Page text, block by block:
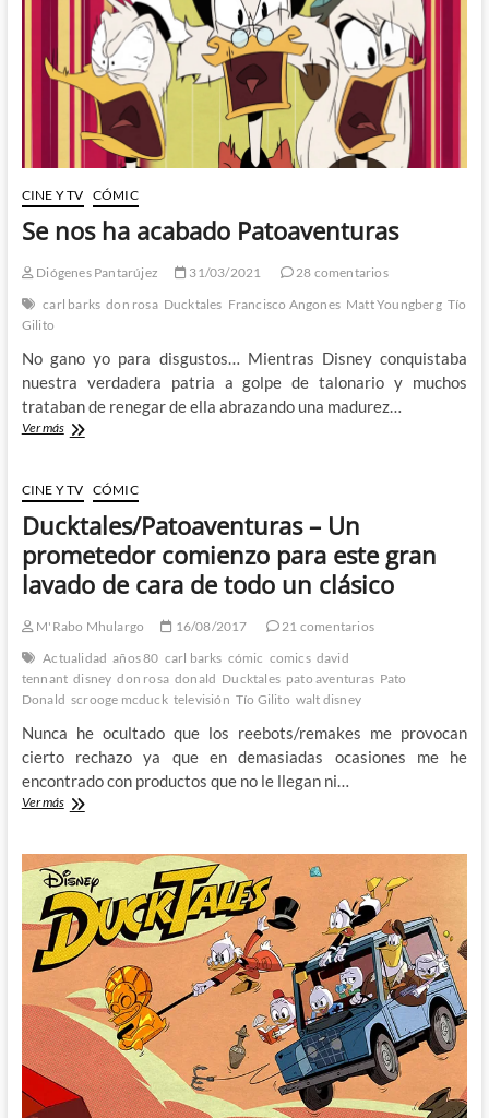
CINE Y TV CÓMIC
Se nos ha acabado Patoaventuras
Diógenes Pantarújez 31/03/2021
28 comentarios
carl barks don rosa Ducktales Francisco Angones Matt Youngberg Tío
Gilito
No gano yo para disgustos… Mientras Disney conquistaba
nuestra verdadera patria a golpe de talonario y muchos
trataban de renegar de ella abrazando una madurez…
Ver másSe
acabado
Patoaventuras
CINE Y TV CÓMIC
Ducktales/Patoaventuras – Un
prometedor comienzo para este gran
lavado de cara de todo un clásico
M'Rabo Mhulargo 16/08/2017
21 comentarios
Actualidad años 80 carl barks cómic comics david
tennant disney don rosa donald Ducktales pato aventuras Pato
Donald scrooge mcduck televisión Tío Gilito walt disney
Nunca he ocultado que los reebots/remakes me provocan
cierto rechazo ya que en demasiadas ocasiones me he
encontrado con productos que no le llegan ni…
Ver másDucktales/Patoaventuras
prometedor
comienzo
para
este
gran
lavado
cara
de
todo
un
clásico